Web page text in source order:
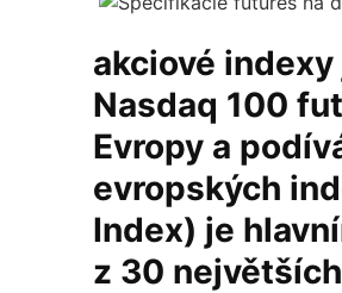
akciové
Nasdaq 100
Evropy a
evropských
Index) je
z 30